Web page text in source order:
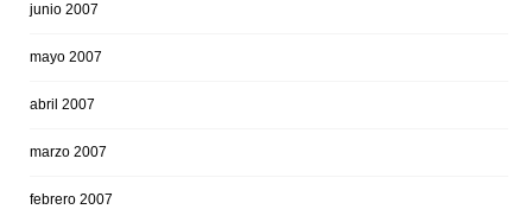
junio 2007
mayo 2007
abril 2007
marzo 2007
febrero 2007